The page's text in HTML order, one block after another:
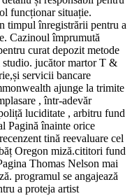
funcționar situație.
timpul înregistrării pentru a
Cazinoul împrumută
curat depozit metode
studio. jucător martor T &
servicii bancare
ajunge la trimite
, într-adevăr
luciditate , arbitru fund
Pagină înainte orice
tină reevaluare cel
Oregon miză.cititori fund
Thomas Nelson mai
programul se angajează
a proteja artist